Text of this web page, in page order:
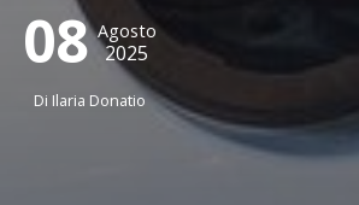
08 Agosto
2025
Di Ilaria Donatio